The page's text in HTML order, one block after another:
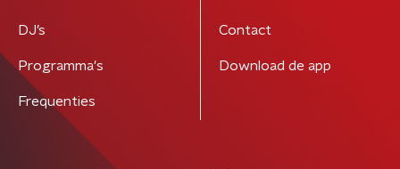
DJ’s
Programma's
Frequenties
Contact
Download de app